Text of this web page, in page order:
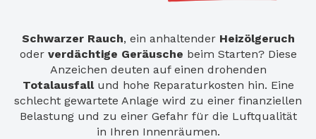
Schwarzer Rauch, ein anhaltender Heizölgeruch
oder verdächtige Geräusche beim Starten? Diese
Anzeichen deuten auf einen drohenden
Totalausfallund hohe Reparaturkosten hin. Eine
schlecht gewartete Anlage wird zu einer finanziellen
Belastung und zu einer Gefahr für die Luftqualität
in Ihren Innenräumen.